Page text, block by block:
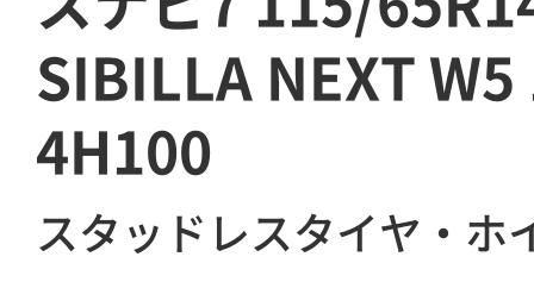
SIBILLA NEXT
4H100
スタッドレスタイヤ・ホ